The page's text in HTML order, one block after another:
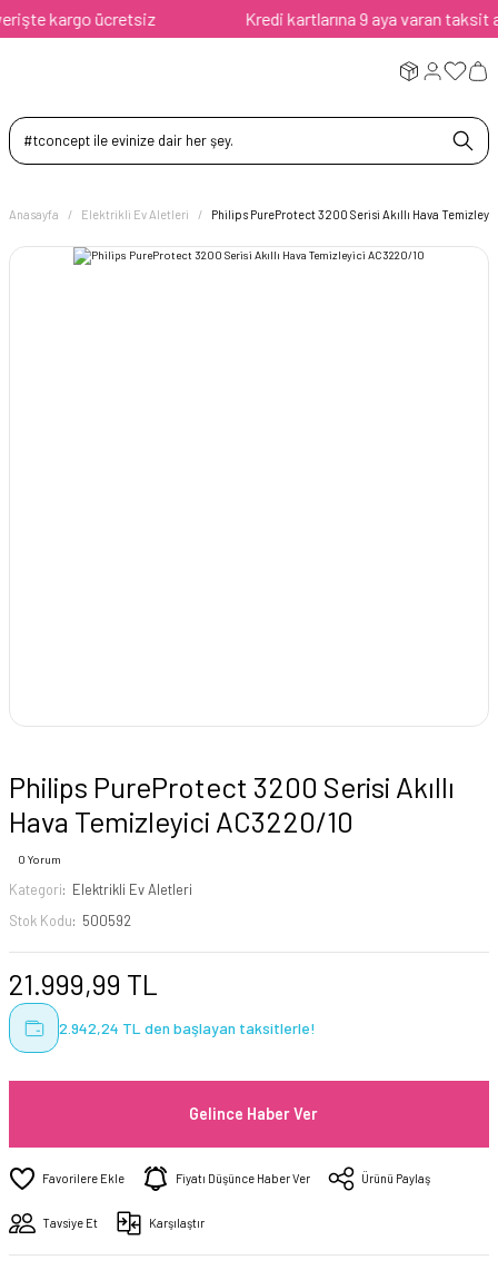
kargo ücretsiz Kredi kartlarına 9 aya varan taksit
Anasayfa Elektrikli Ev Aletleri Philips PureProtect 3200 Serisi Akıllı Hava
Philips PureProtect 3200 Serisi Akıllı
Hava Temizleyici AC3220/10
0 Yorum
Kategori
Elektrikli Ev Aletleri
Stok Kodu
500592
21.999,99 TL
2.942,24 TL den başlayan taksitlerle!
Gelince Haber Ver
Fiyatı Düşünce Haber Ver Ürünü Paylaş
Tavsiye Et Karşılaştır